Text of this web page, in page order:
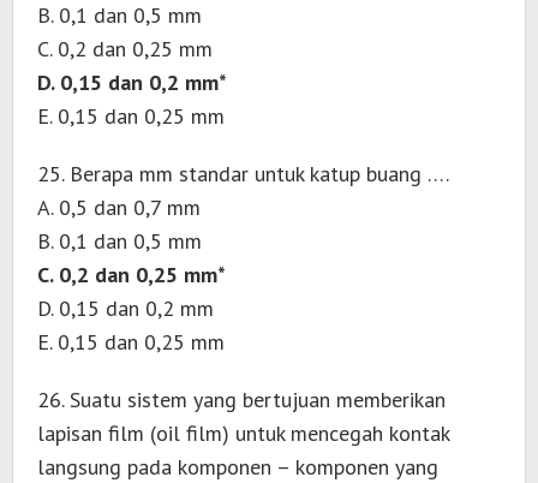
B. 0,1 dan 0,5 mm
C. 0,2 dan 0,25 mm
D. 0,15 dan 0,2 mm*
E. 0,15 dan 0,25 mm
25. Berapa mm standar untuk katup buang ….
A. 0,5 dan 0,7 mm
B. 0,1 dan 0,5 mm
C. 0,2 dan 0,25 mm*
D. 0,15 dan 0,2 mm
E. 0,15 dan 0,25 mm
26. Suatu sistem yang bertujuan memberikan
lapisan film (oil film) untuk mencegah kontak
langsung pada komponen – komponen yang